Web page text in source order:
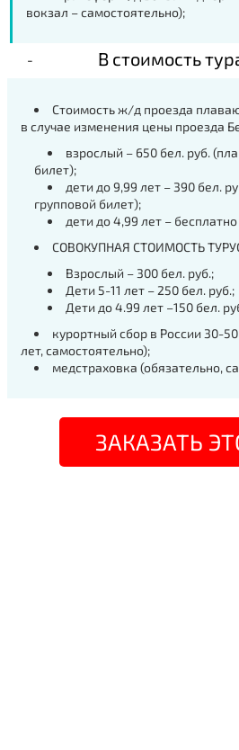
вокзал – самостоятельно);
В стоимость
Стоимость ж/д проезда
в случае изменения цены проезда
взрослый – 650 бел. руб.
билет);
дети до 9,99 лет – 390 бел.
групповой билет);
дети до 4,99 лет –
СОВОКУПНАЯ СТОИМОСТЬ
Взрослый – 300 бел. руб.;
Дети 5-11 лет – 250 бел. руб.;
Дети до 4.99 лет –150 бел.
курортный сбор в России 30-50
лет, самостоятельно);
медстраховка (обязательно,
ЗАКАЗАТЬ